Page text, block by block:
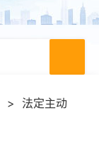
>
法定主动